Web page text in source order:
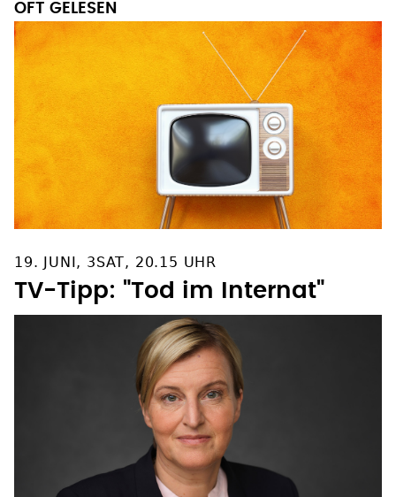
OFT GELESEN
19. JUNI, 3SAT, 20.15 UHR
TV-Tipp: "Tod im Internat"